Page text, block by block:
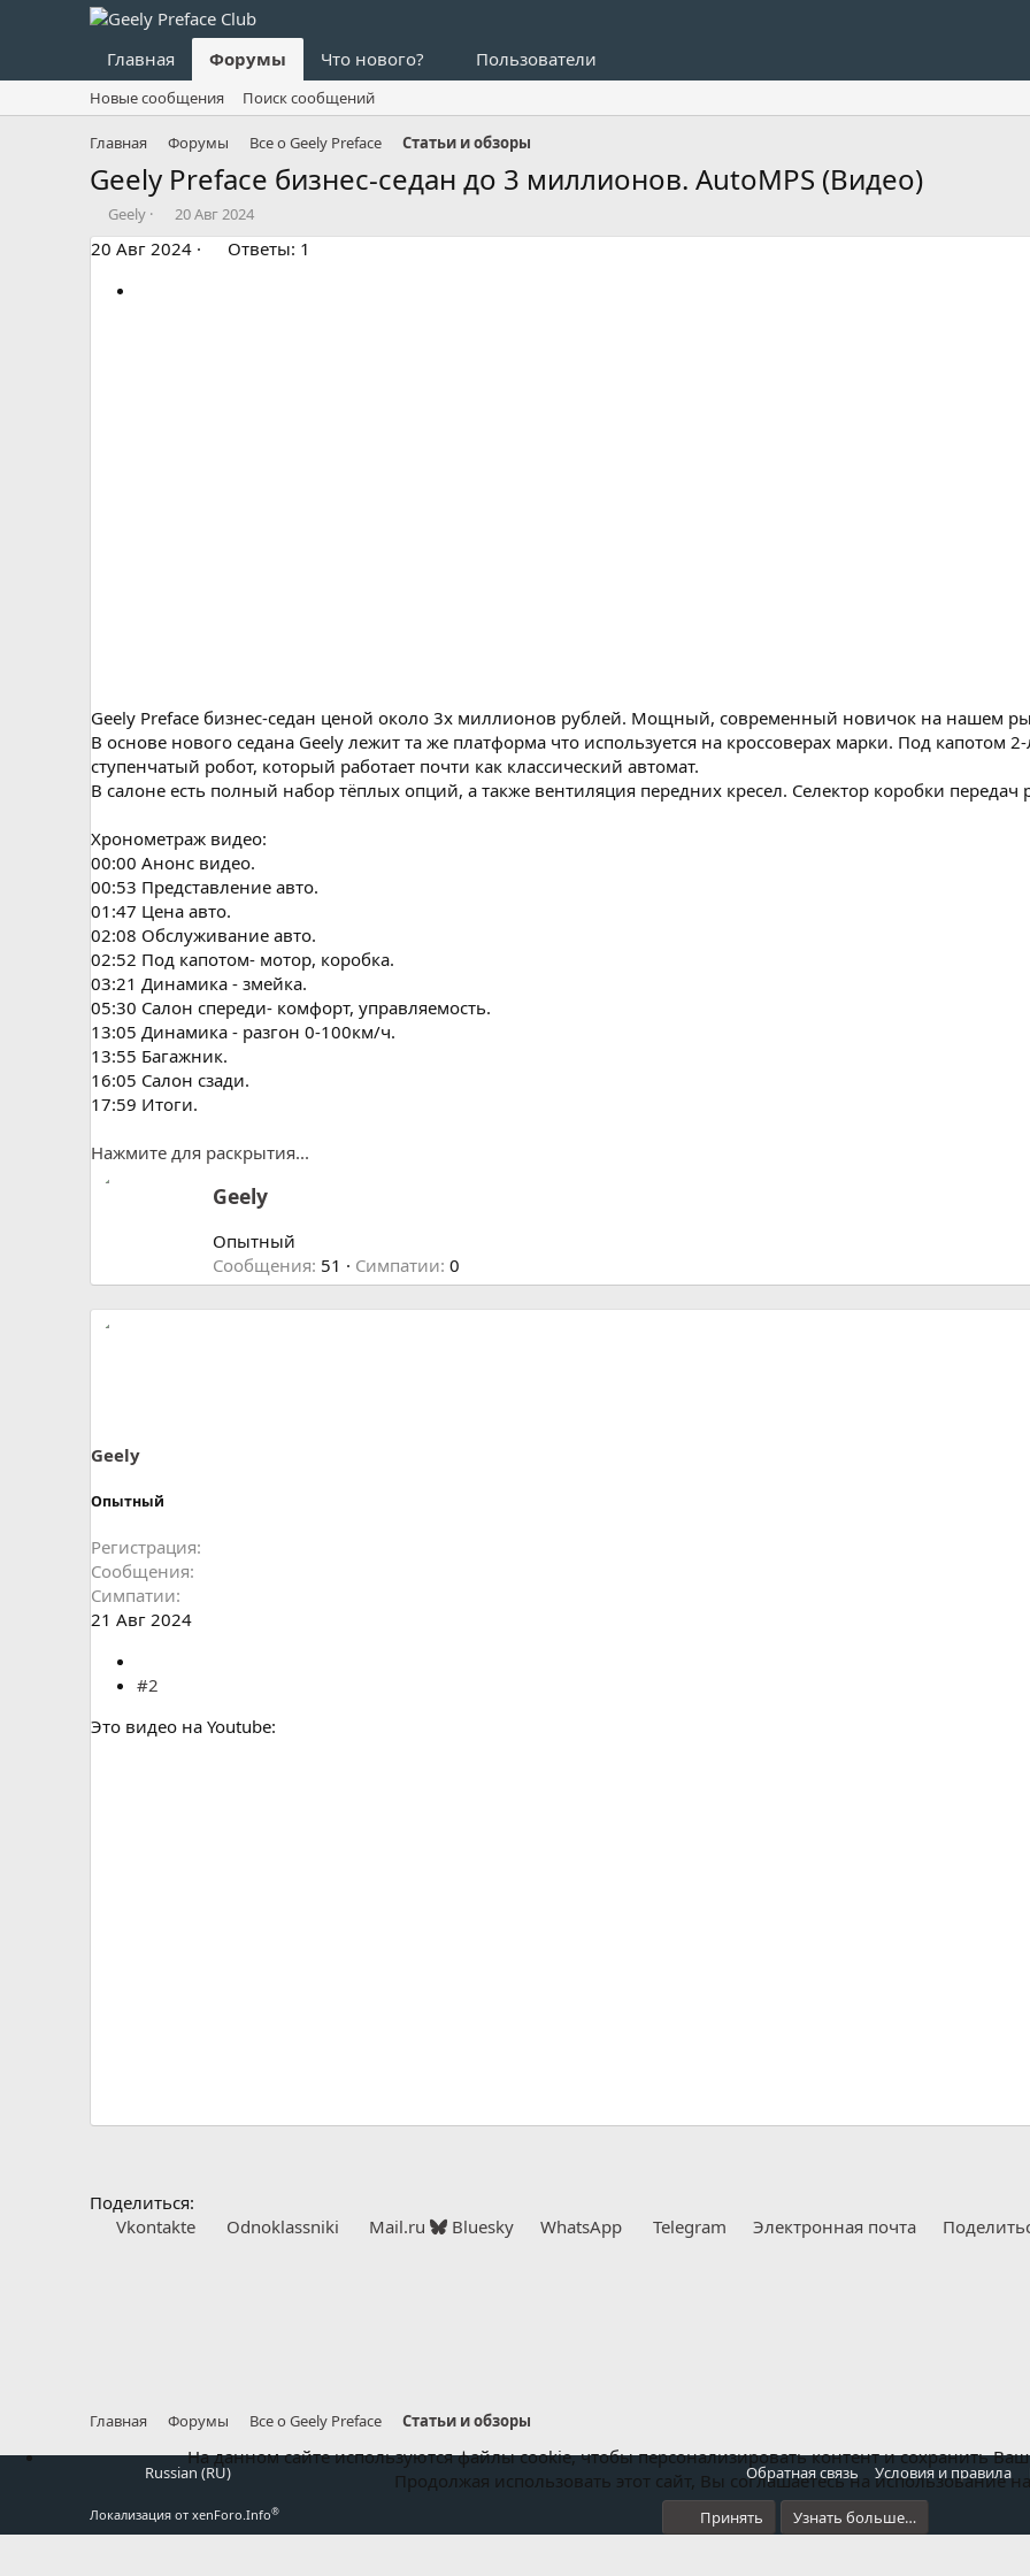
Главная Форумы Что нового? Пользователи
Новые сообщения Поиск сообщений
Главная Форумы Все о Geely Preface Статьи и обзоры
Geely Preface бизнес-седан до 3 миллионов. AutoMPS (Видео)
А
в
т
Geely
Д
а
т
20 Авг 2024
20 Авг 2024 Ответы: 1
Geely Preface бизнес-седан ценой около 3х миллионов рублей. Мощный, современный новичок на нашем
В основе нового седана Geely лежит та же платформа что используется на кроссоверах марки. Под капотом
ступенчатый робот, который работает почти как классический автомат.
В салоне есть полный набор тёплых опций, а также вентиляция передних кресел. Селектор коробки
Хронометраж видео:
00:00 Анонс видео.
00:53 Представление авто.
01:47 Цена авто.
02:08 Обслуживание авто.
02:52 Под капотом- мотор, коробка.
03:21 Динамика - змейка.
05:30 Салон спереди- комфорт, управляемость.
13:05 Динамика - разгон 0-100км/ч.
13:55 Багажник.
16:05 Салон сзади.
17:59 Итоги.
Нажмите для раскрытия...
А
т
о
р
Geely
Опытный
Сообщения 51 Симпатии 0
Geely
Опытный
Регистрация
Сообщения
Симпатии
21 Авг 2024
#2
Это видео на Youtube:
Поделиться:
Vkontakte
Odnoklassniki Mail.ru Bluesky WhatsApp Telegram Электронная почта
Главная Форумы Все о Geely Preface Статьи и обзоры
Russian (RU) Обратная связь Условия и правила
Локализация от xenForo.Info®
На данном сайте используются файлы cookie, чтобы персонализировать контент и сохранить Ваш
Продолжая использовать этот сайт, Вы соглашаетесь на использование
Принять Узнать больше…